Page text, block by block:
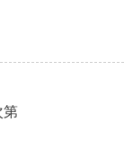
第